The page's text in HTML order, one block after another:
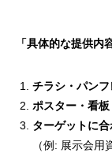
「具体的な提供内
チラシ・パン
ポスター・看
ターゲットに
（例: 展示会用